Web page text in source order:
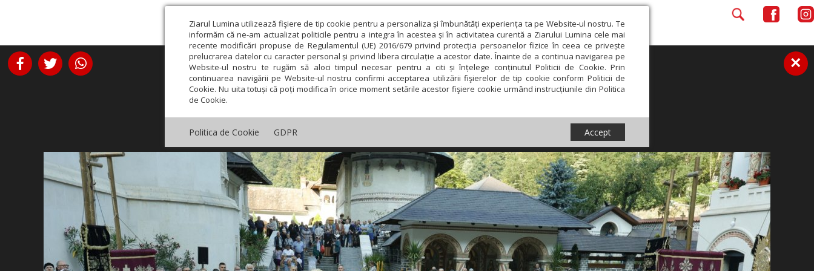
Ziarul Lumina utilizează fişiere de tip cookie pentru a personaliza și îmbunătăți experiența ta pe Website-ul nostru. Te
informăm că ne-am actualizat politicile pentru a integra în acestea și în activitatea curentă a Ziarului Lumina cele mai
recente modificări propuse de Regulamentul (UE) 2016/679 privind protecția persoanelor fizice în ceea ce privește
prelucrarea datelor cu caracter personal și privind libera circulație a acestor date. Înainte de a continua navigarea pe
Website-ul nostru te rugăm să aloci timpul necesar pentru a citi și înțelege conținutul Politicii de Cookie. Prin
continuarea navigării pe Website-ul nostru confirmi acceptarea utilizării fişierelor de tip cookie conform Politicii de
Cookie. Nu uita totuși că poți modifica în orice moment setările acestor fişiere cookie urmând instrucțiunile din Politica
de Cookie.
Politica de Cookie GDPR Accept
×